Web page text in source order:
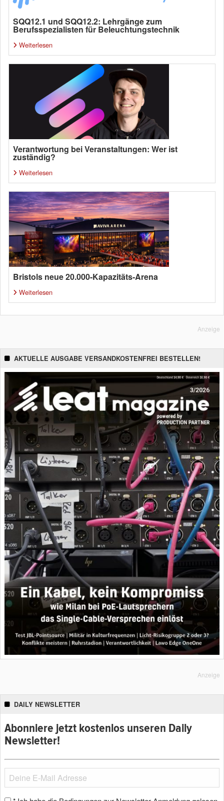
SQQ12.1 und SQQ12.2: Lehrgänge zum
Berufsspezialisten für Beleuchtungstechnik
Weiterlesen
Verantwortung bei Veranstaltungen: Wer ist
zuständig?
Weiterlesen
Bristols neue 20.000-Kapazitäts-Arena
Weiterlesen
Anzeige
AKTUELLE AUSGABE VERSANDKOSTENFREI BESTELLEN!
Anzeige
DAILY NEWSLETTER
Abonniere jetzt kostenlos unseren Daily
Newsletter!